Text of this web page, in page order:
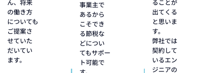
ん、将来
の働き方
についても
ご提案さ
せていた
だいてい
ます。
事業主で
あるから
こそでき
る節税な
どについ
てもサポー
ト可能で
ることが
出てくる
と思いま
す。
弊社では
契約して
いるエン
ジニアの